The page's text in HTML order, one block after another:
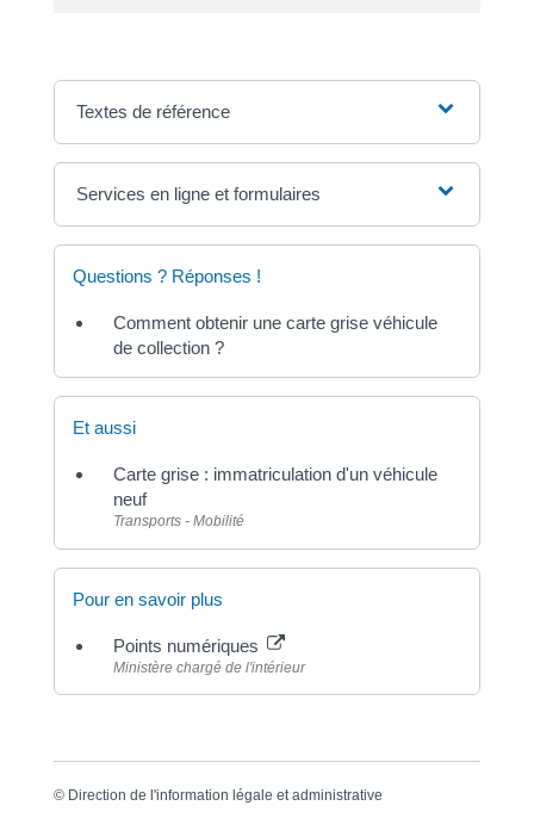
Textes de référence
Services en ligne et formulaires
Questions ? Réponses !
Comment obtenir une carte grise véhicule
de collection ?
Et aussi
Carte grise : immatriculation d'un véhicule
neuf
Transports - Mobilité
Pour en savoir plus
Points numériques
Ministère chargé de l'intérieur
© Direction de l'information légale et administrative